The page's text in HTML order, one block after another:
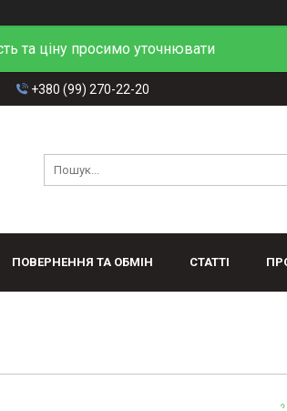
та ціну просимо уточнювати
+380 (99) 270-22-20
ПОВЕРНЕННЯ ТА ОБМІН СТАТТІ